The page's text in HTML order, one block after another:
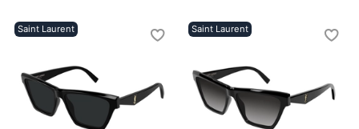
Saint Laurent Saint Laurent